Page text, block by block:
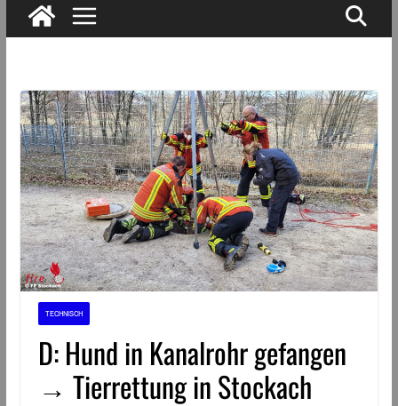
TECHNISCH
D: Hund in Kanalrohr gefangen
→ Tierrettung in Stockach